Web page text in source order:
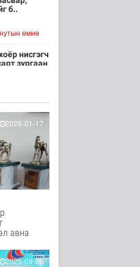
б..
өмнө
нисгэгч
зургаан
өмнө
тулд
мод бэ..
өмнө
шөнөдөө
2026-01-17
авна
2025-09-26